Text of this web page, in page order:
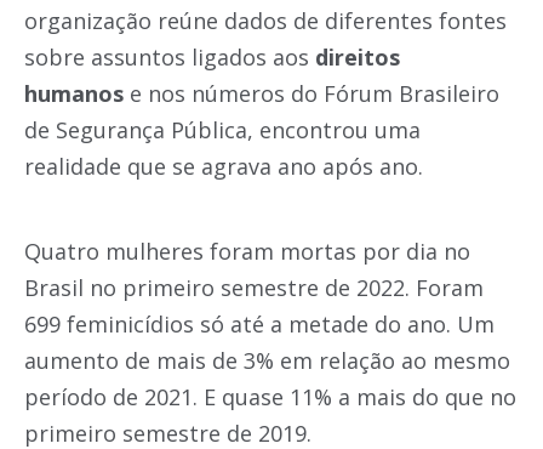
organização reúne dados de diferentes fontes
sobre assuntos ligados aos direitos
humanos e nos números do Fórum Brasileiro
de Segurança Pública, encontrou uma
realidade que se agrava ano após ano.
Quatro mulheres foram mortas por dia no
Brasil no primeiro semestre de 2022. Foram
699 feminicídios só até a metade do ano. Um
aumento de mais de 3% em relação ao mesmo
período de 2021. E quase 11% a mais do que no
primeiro semestre de 2019.